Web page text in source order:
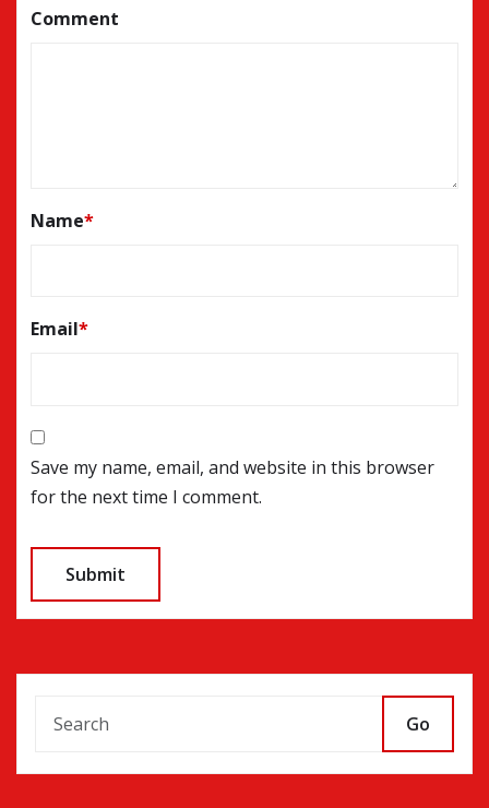
Comment
Name*
Email*
Save my name, email, and website in this browser
for the next time I comment.
Go